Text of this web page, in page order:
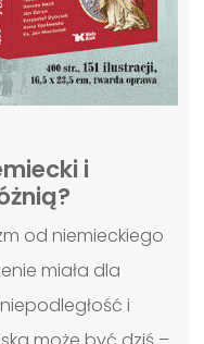
i
od niemieckiego
miała dla
i